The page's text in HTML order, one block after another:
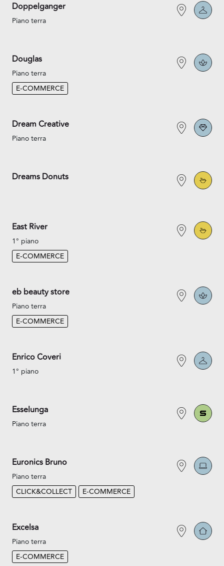
Doppelganger
Piano terra
Douglas
Piano terra
E-COMMERCE
Dream Creative
Piano terra
Dreams Donuts
East River
1° piano
E-COMMERCE
eb beauty store
Piano terra
E-COMMERCE
Enrico Coveri
1° piano
Esselunga
Piano terra
Euronics Bruno
Piano terra
CLICK&COLLECT
E-COMMERCE
Excelsa
Piano terra
E-COMMERCE